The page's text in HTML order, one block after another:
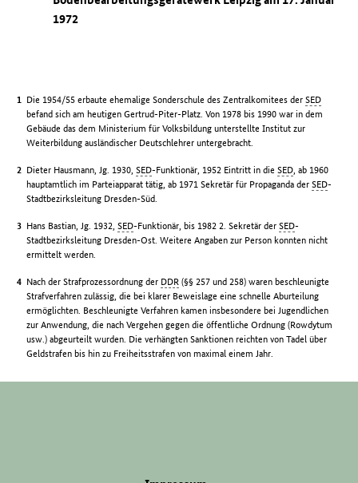
1972
Die 1954/55 erbaute ehemalige Sonderschule des Zentralkomitees derSED
befand sich am heutigen Gertrud-Piter-Platz. Von 1978 bis 1990 war in dem
Gebäude das dem Ministerium für Volksbildung unterstellte Institut zur
Weiterbildung ausländischer Deutschlehrer untergebracht.
Dieter Hausmann, Jg. 1930,SED-Funktionär, 1952 Eintritt in dieSED , ab 1960
hauptamtlich im Parteiapparat tätig, ab 1971 Sekretär für Propaganda derSED-
Stadtbezirksleitung Dresden-Süd.
Hans Bastian, Jg. 1932,SED-Funktionär, bis 1982 2. Sekretär derSED-
Stadtbezirksleitung Dresden-Ost. Weitere Angaben zur Person konnten nicht
ermittelt werden.
Nach der Strafprozessordnung der DDR (§§ 257 und 258) waren beschleunigte
Strafverfahren zulässig, die bei klarer Beweislage eine schnelle Aburteilung
ermöglichten. Beschleunigte Verfahren kamen insbesondere bei Jugendlichen
zur Anwendung, die nach Vergehen gegen die öffentliche Ordnung (Rowdytum
usw.) abgeurteilt wurden. Die verhängten Sanktionen reichten von Tadel über
Geldstrafen bis hin zu Freiheitsstrafen von maximal einem Jahr.